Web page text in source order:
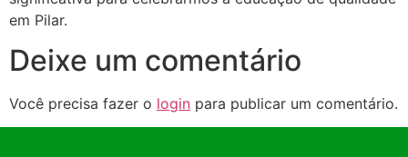
em Pilar.
Deixe um comentário
Você precisa fazer o login para publicar um comentário.